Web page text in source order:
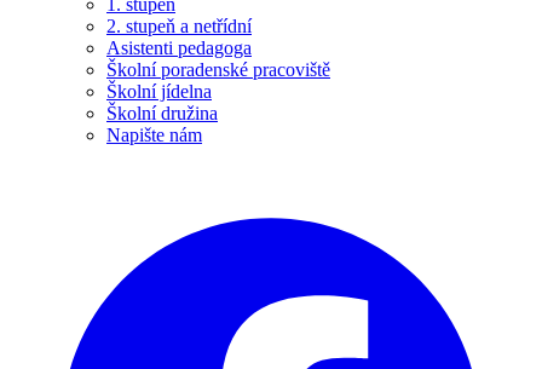
1. stupeň
2. stupeň a netřídní
Asistenti pedagoga
Školní poradenské pracoviště
Školní jídelna
Školní družina
Napište nám